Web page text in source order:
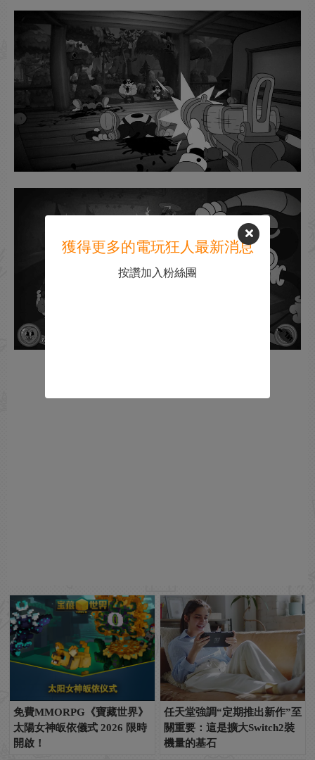
免費MMORPG《寶藏世界》
太陽女神皈依儀式 2026 限時
開啟！
任天堂強調“定期推出新作”至
關重要：這是擴大Switch2裝
機量的基石
獲得更多的電玩狂人最新消息
按讚加入粉絲團